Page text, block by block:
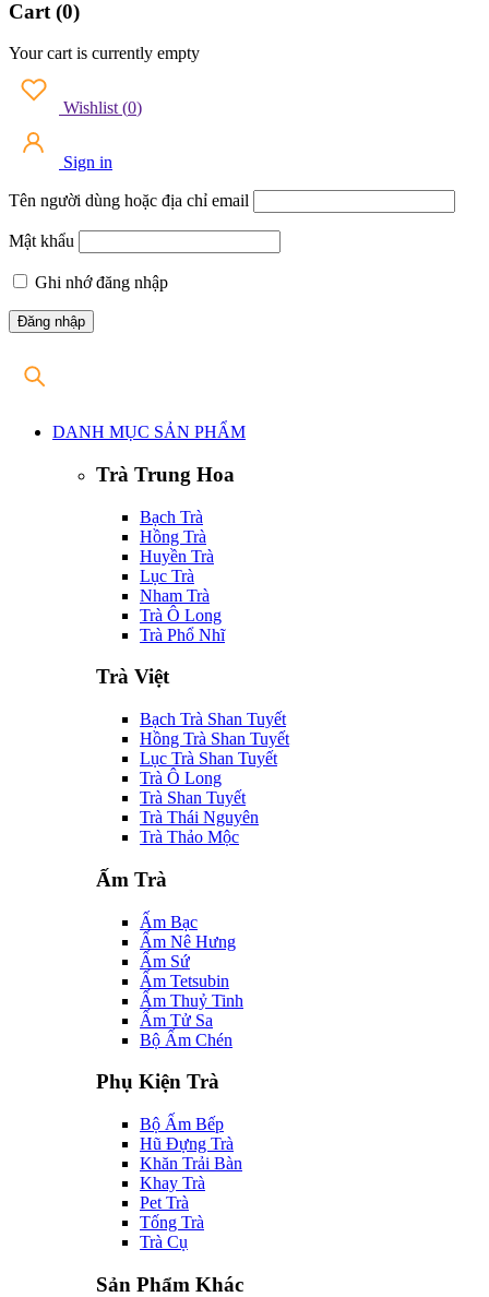
Cart (0)
Your cart is currently empty
Wishlist (0)
Sign in
Tên người dùng hoặc địa chỉ email
Mật khẩu
Ghi nhớ đăng nhập
DANH MỤC SẢN PHẨM
Trà Trung Hoa
Bạch Trà
Hồng Trà
Huyền Trà
Lục Trà
Nham Trà
Trà Ô Long
Trà Phổ Nhĩ
Trà Việt
Bạch Trà Shan Tuyết
Hồng Trà Shan Tuyết
Lục Trà Shan Tuyết
Trà Ô Long
Trà Shan Tuyết
Trà Thái Nguyên
Trà Thảo Mộc
Ấm Trà
Ấm Bạc
Ấm Nê Hưng
Ấm Sứ
Ấm Tetsubin
Ấm Thuỷ Tinh
Ấm Tử Sa
Bộ Ấm Chén
Phụ Kiện Trà
Bộ Ấm Bếp
Hũ Đựng Trà
Khăn Trải Bàn
Khay Trà
Pet Trà
Tống Trà
Trà Cụ
Sản Phẩm Khác